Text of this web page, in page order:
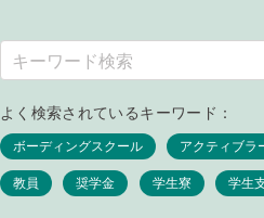
よく検索されているキーワード：